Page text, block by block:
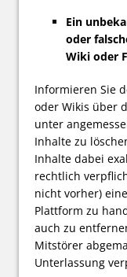
Ein
oder
Wiki oder
Informieren Sie
oder Wikis über
unter
Inhalte zu
Inhalte dabei
rechtlich
nicht vorher)
Plattform zu
auch zu
Mitstörer
Unterlassung